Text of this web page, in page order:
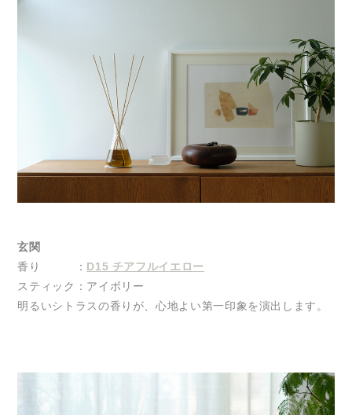
玄関
香り ： D15 チアフルイエロー
スティック：アイボリー
明るいシトラスの香りが、心地よい第一印象を演出します。